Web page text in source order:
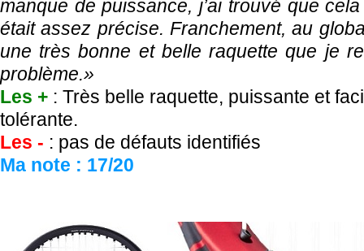
manque de puissance, j’ai trouvé que
était assez précise. Franchement, au
une très bonne et belle raquette que je
problème.»
Les + : Très belle raquette, puissante et
tolérante.
Les - : pas de défauts identifiés
Ma note : 17/20